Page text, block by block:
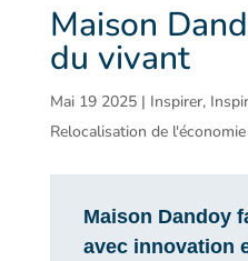
Maison
du vivant
Mai 19 2025| Inspirer,
Relocalisation de l'économie
Maison Dandoy
avec innovation